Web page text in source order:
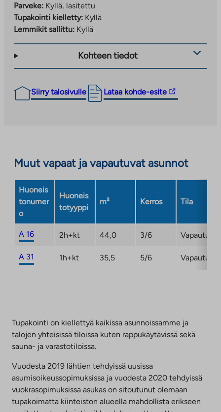
Parveke: Kyllä, lasitettu
Tupakointi kielletty: Kyllä
Lemmikit sallittu: Kyllä
Kohteen tiedot
Siirry talosivulle Lataa kohde-esite
Linkki
vie
uuteen
Muut vapaat ja vapautuvat asunnot
Huoneis
tonumer
o
Huoneis
totyyppi
m² Kerros Tila
A 16 2h+kt 44,0 3/6
A 31 1h+kt 35,5 5/6
Tupakointi on kiellettyä kaikissa asunnoissamme ja
talojen yhteisissä tiloissa kuten rappukäytävissä sekä
sauna- ja varastotiloissa.
Vuodesta 2019 lähtien tehdyissä uusissa
asumisoikeussopimuksissa ja vuodesta 2020 tehdyissä
vuokrasopimuksissa asukas on sitoutunut olemaan
tupakoimatta kiinteistön alueella mahdollista erikseen